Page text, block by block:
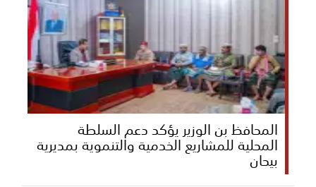
المحافظ بن الوزير يؤكد دعم السلطة
المحلية للمشاريع الخدمية والتنموية بمديرية
بيحان